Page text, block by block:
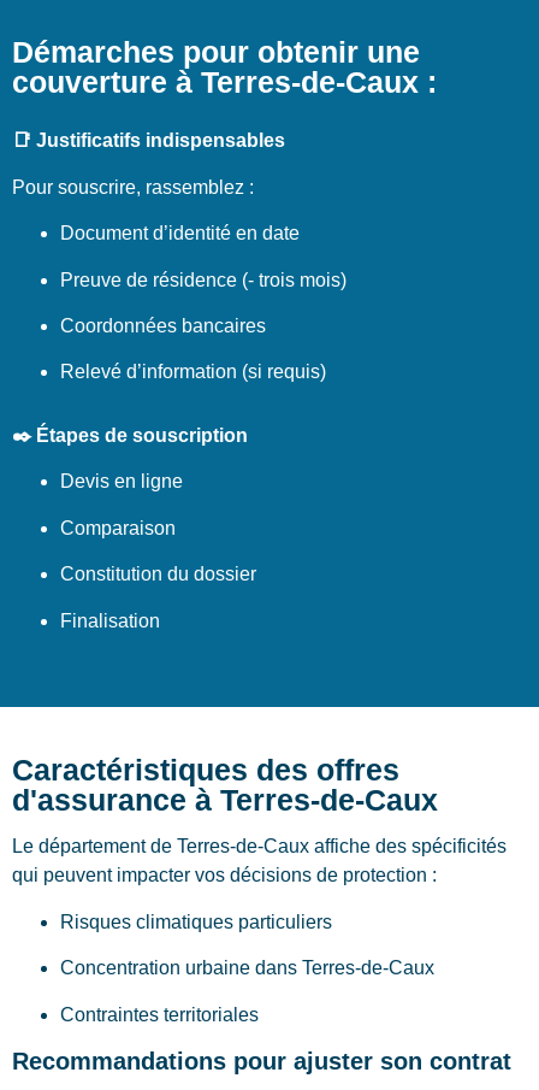
Démarches pour obtenir une
couverture à Terres-de-Caux :
📑 Justificatifs indispensables
Pour souscrire, rassemblez :
Document d’identité en date
Preuve de résidence (- trois mois)
Coordonnées bancaires
Relevé d’information (si requis)
✒️ Étapes de souscription
Devis en ligne
Comparaison
Constitution du dossier
Finalisation
Caractéristiques des offres
d'assurance à Terres-de-Caux
Le département de Terres-de-Caux affiche des spécificités
qui peuvent impacter vos décisions de protection :
Risques climatiques particuliers
Concentration urbaine dans Terres-de-Caux
Contraintes territoriales
Recommandations pour ajuster son contrat